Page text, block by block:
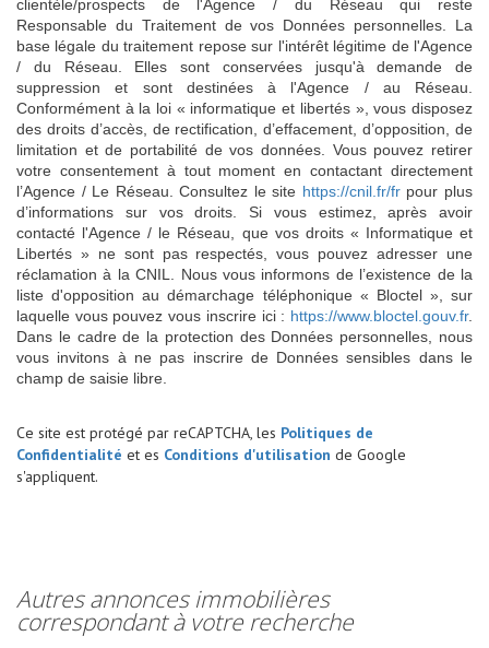
clientèle/prospects de l'Agence / du Réseau qui reste
Responsable du Traitement de vos Données personnelles. La
base légale du traitement repose sur l'intérêt légitime de l'Agence
/ du Réseau. Elles sont conservées jusqu'à demande de
suppression et sont destinées à l'Agence / au Réseau.
Conformément à la loi « informatique et libertés », vous disposez
des droits d’accès, de rectification, d’effacement, d’opposition, de
limitation et de portabilité de vos données. Vous pouvez retirer
votre consentement à tout moment en contactant directement
l’Agence / Le Réseau. Consultez le site https://cnil.fr/frpour plus
d’informations sur vos droits. Si vous estimez, après avoir
contacté l'Agence / le Réseau, que vos droits « Informatique et
Libertés » ne sont pas respectés, vous pouvez adresser une
réclamation à la CNIL. Nous vous informons de l’existence de la
liste d'opposition au démarchage téléphonique « Bloctel », sur
laquelle vous pouvez vous inscrire ici : https://www.bloctel.gouv.fr.
Dans le cadre de la protection des Données personnelles, nous
vous invitons à ne pas inscrire de Données sensibles dans le
champ de saisie libre.
Ce site est protégé par reCAPTCHA, les Politiques de
Confidentialité et es Conditions d'utilisation de Google
s'appliquent.
autres annonces immobilières
correspondant à votre recherche